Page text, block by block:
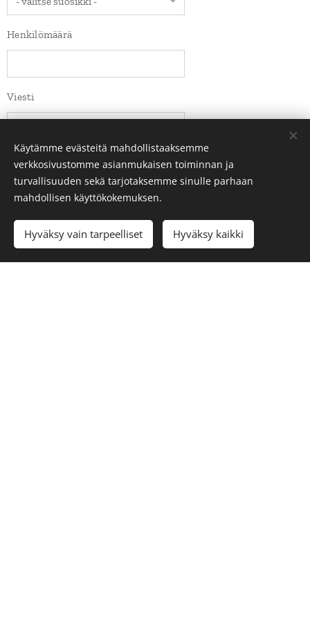
Henkilömäärä
Viesti
Lähetä
Käytämme evästeitä mahdollistaaksemme
verkkosivustomme asianmukaisen toiminnan ja
turvallisuuden sekä tarjotaksemme sinulle parhaan
mahdollisen käyttökokemuksen.
Hyväksy vain tarpeelliset Hyväksy kaikki